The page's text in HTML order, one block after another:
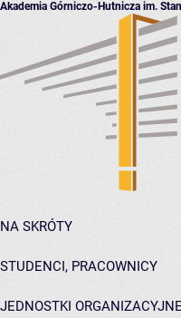
Akademia Górniczo-Hutnicza im.
NA SKRÓTY
STUDENCI, PRACOWNICY
JEDNOSTKI ORGANIZACYJNE